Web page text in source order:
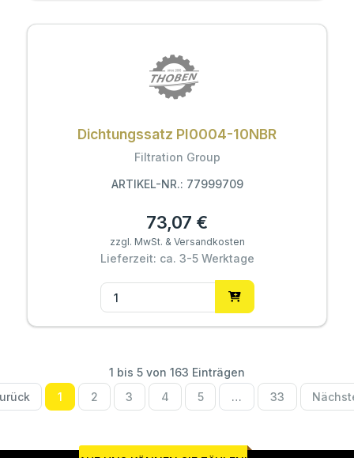
Dichtungssatz PI0004-10NBR
Filtration Group
ARTIKEL-NR.: 77999709
73,07 €
zzgl. MwSt. & Versandkosten
Lieferzeit: ca. 3-5 Werktage
1 bis 5 von 163 Einträgen
1 2 3 4 5 … 33